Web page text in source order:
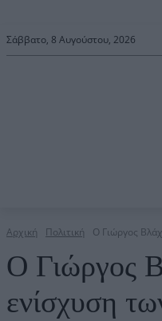
Σάββατο, 8 Αυγούστου, 2026
Αρχική Πολιτική Ο Γιώργος
Ο Γιώργος
ενίσχυση